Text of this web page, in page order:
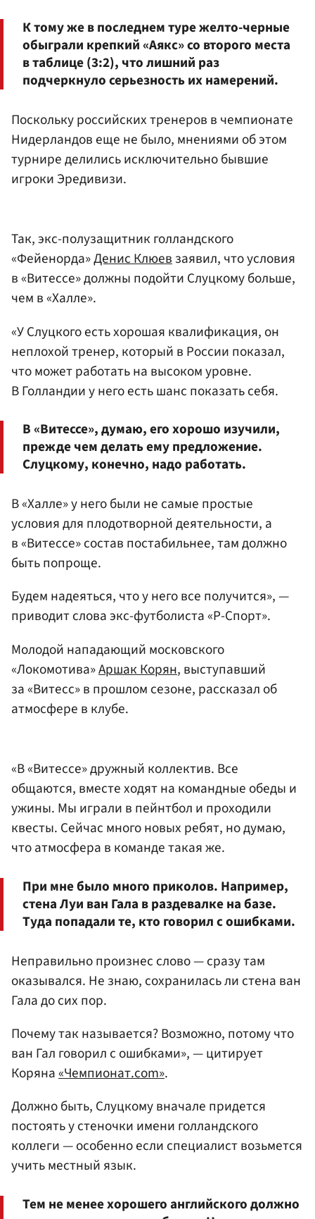
К тому же в последнем туре желто-черные
обыграли крепкий «Аякс» со второго места
в таблице (3:2), что лишний раз
подчеркнуло серьезность их намерений.
Поскольку российских тренеров в чемпионате
Нидерландов еще не было, мнениями об этом
турнире делились исключительно бывшие
игроки Эредивизи.
Так, экс-полузащитник голландского
«Фейенорда»Денис Клюевзаявил, что условия
в «Витессе» должны подойти Слуцкому больше,
чем в «Халле».
«У Слуцкого есть хорошая квалификация, он
неплохой тренер, который в России показал,
что может работать на высоком уровне.
В Голландии у него есть шанс показать себя.
В «Витессе», думаю, его хорошо изучили,
прежде чем делать ему предложение.
Слуцкому, конечно, надо работать.
В «Халле» у него были не самые простые
условия для плодотворной деятельности, а
в «Витессе» состав постабильнее, там должно
быть попроще.
Будем надеяться, что у него все получится», —
приводит слова экс-футболиста «Р-Спорт».
Молодой нападающий московского
«Локомотива»Аршак Корян, выступавший
за «Витесс» в прошлом сезоне, рассказал об
атмосфере в клубе.
«В «Витессе» дружный коллектив. Все
общаются, вместе ходят на командные обеды и
ужины. Мы играли в пейнтбол и проходили
квесты. Сейчас много новых ребят, но думаю,
что атмосфера в команде такая же.
При мне было много приколов. Например,
стена Луи ван Гала в раздевалке на базе.
Туда попадали те, кто говорил с ошибками.
Неправильно произнес слово — сразу там
оказывался. Не знаю, сохранилась ли стена ван
Гала до сих пор.
Почему так называется? Возможно, потому что
ван Гал говорил с ошибками», — цитирует
Коряна«Чемпионат.com».
Должно быть, Слуцкому вначале придется
постоять у стеночки имени голландского
коллеги — особенно если специалист возьмется
учить местный язык.
Тем не менее хорошего английского должно